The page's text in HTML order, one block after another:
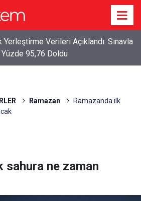
Yerleştirme Verileri Açıklandı: Sınavla
95,76 Doldu
Ramazan
Ramazanda ilk
sahura ne zaman